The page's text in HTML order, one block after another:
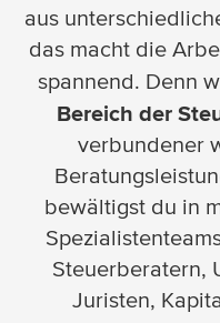
aus
das macht die
spannend. Denn
Bereich der
verbundener
bewältigst du in
Steuerberatern,
Juristen,